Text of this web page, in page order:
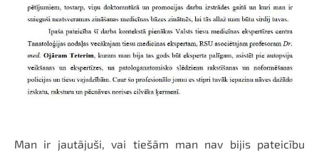
Man ir jautājuši, vai tiešām man nav bijis pateicību